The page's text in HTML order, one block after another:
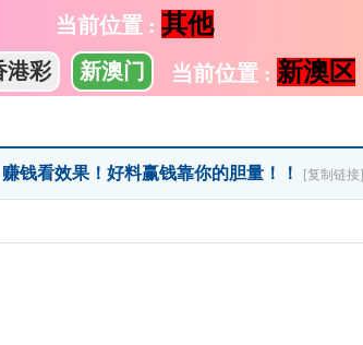
当前位置 : 其他
港彩 新澳门 当前位置 : 新澳区
钱看效果！好料赢钱靠你的胆量！！ [复制链接]